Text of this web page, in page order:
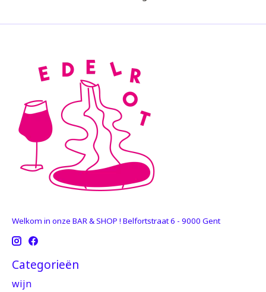
Welkom in onze BAR & SHOP ! Belfortstraat 6 - 9000 Gent
Categorieën
wijn